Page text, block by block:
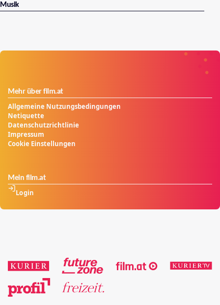
Musik
Mehr über film.at
Allgemeine Nutzungsbedingungen
Netiquette
Datenschutzrichtlinie
Impressum
Cookie Einstellungen
Mein film.at
Login